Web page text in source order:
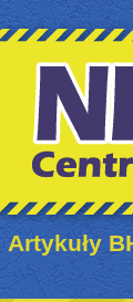
Artykuły